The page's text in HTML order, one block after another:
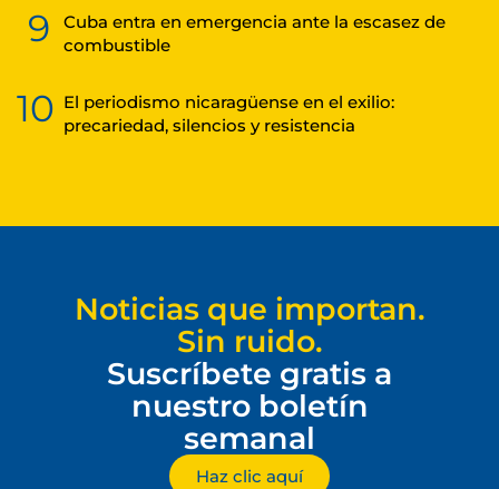
9
Cuba entra en emergencia ante la escasez de
combustible
10 El periodismo nicaragüense en el exilio:
precariedad, silencios y resistencia
Noticias que importan.
Sin ruido.
Suscríbete gratis a
nuestro boletín
semanal
Haz clic aquí